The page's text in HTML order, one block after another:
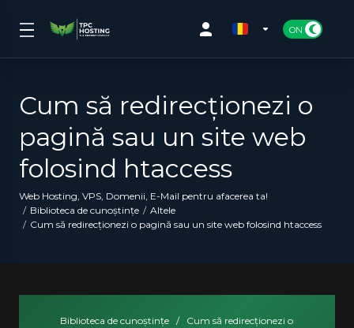
Cum să redirecționezi o
pagină sau un site web
folosind htaccess
Web Hosting, VPS, Domenii, E-Mail pentru afacerea ta!
Biblioteca de cunoștințe
Altele
Cum să redirecționezi o pagină sau un site web folosind htaccess
Biblioteca de cunoștințe /
Cum să redirecționezi o